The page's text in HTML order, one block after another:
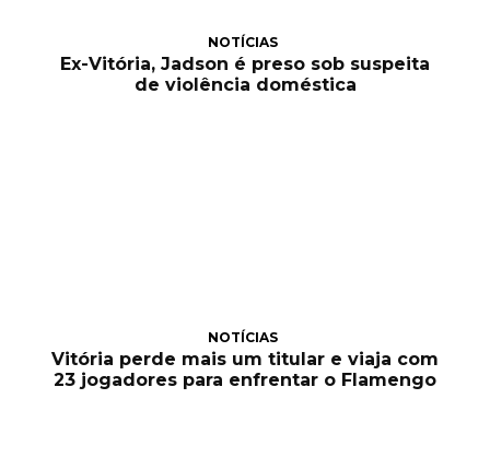
NOTÍCIAS
Ex-Vitória, Jadson é preso sob suspeita
de violência doméstica
NOTÍCIAS
Vitória perde mais um titular e viaja com
23 jogadores para enfrentar o Flamengo